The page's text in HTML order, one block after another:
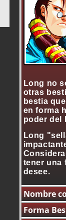
Long no
otras
bestia
en forma
poder del
Long
tener una
desee.
Nombre
Forma